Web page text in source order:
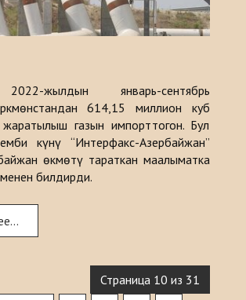
жылдын январь-сентябрь
614,15 миллион куб
газын импорттогон. Бул
күнү “Интерфакс-Азербайжан”
өкмөтү тараткан маалыматка
билдирди.
Страница 10 из 31